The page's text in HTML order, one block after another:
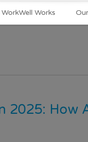
Works
2025: How